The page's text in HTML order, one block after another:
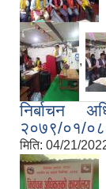
,
निर्बाचन
२०७९/०१/०८
मिति: 04/21/